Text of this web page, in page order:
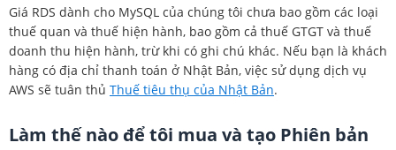
Giá RDS dành cho MySQL của chúng tôi chưa bao gồm các loại
thuế quan và thuế hiện hành, bao gồm cả thuế GTGT và thuế
doanh thu hiện hành, trừ khi có ghi chú khác. Nếu bạn là khách
hàng có địa chỉ thanh toán ở Nhật Bản, việc sử dụng dịch vụ
AWS sẽ tuân thủ Thuế tiêu thụ của Nhật Bản.
Làm thế nào để tôi mua và tạo Phiên bản